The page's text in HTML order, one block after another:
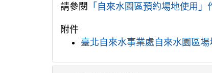
請參閱 「自來水園區預約場地使用」
附件
臺北自來水事業處自來水園區